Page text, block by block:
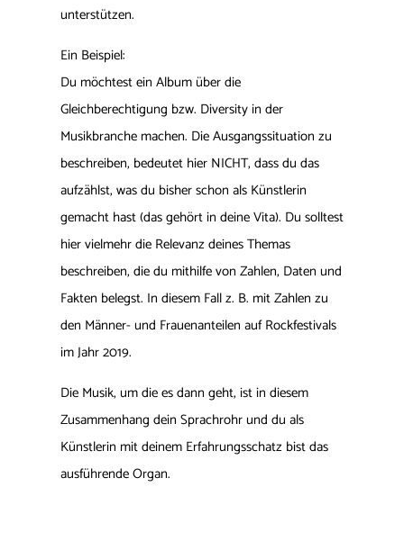
unterstützen.
Ein Beispiel:
Du möchtest ein Album über die
Gleichberechtigung bzw. Diversity in der
Musikbranche machen. Die Ausgangssituation zu
beschreiben, bedeutet hier NICHT, dass du das
aufzählst, was du bisher schon als Künstlerin
gemacht hast (das gehört in deine Vita). Du solltest
hier vielmehr die Relevanz deines Themas
beschreiben, die du mithilfe von Zahlen, Daten und
Fakten belegst. In diesem Fall z. B. mit Zahlen zu
den Männer- und Frauenanteilen auf Rockfestivals
im Jahr 2019.
Die Musik, um die es dann geht, ist in diesem
Zusammenhang dein Sprachrohr und du als
Künstlerin mit deinem Erfahrungsschatz bist das
ausführende Organ.